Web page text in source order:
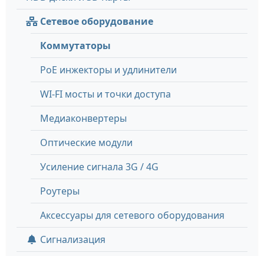
Сетевое оборудование
Коммутаторы
PoE инжекторы и удлинители
WI-FI мосты и точки доступа
Медиаконвертеры
Оптические модули
Усиление сигнала 3G / 4G
Роутеры
Аксессуары для сетевого оборудования
Сигнализация